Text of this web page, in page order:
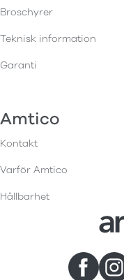
Broschyrer
Teknisk information
Garanti
Amtico
Kontakt
Varför Amtico
Hållbarhet